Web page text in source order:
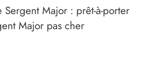
Sergent Major : prêt-à-porter
Major pas cher